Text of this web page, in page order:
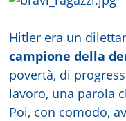
Hitler era un
campione della
povertà, di
lavoro, una parola
Poi, con comodo,